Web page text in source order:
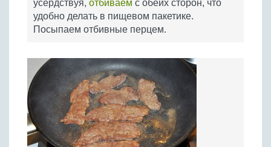
усердствуя, отбиваем с обеих сторон, что
удобно делать в пищевом пакетике.
Посыпаем отбивные перцем.